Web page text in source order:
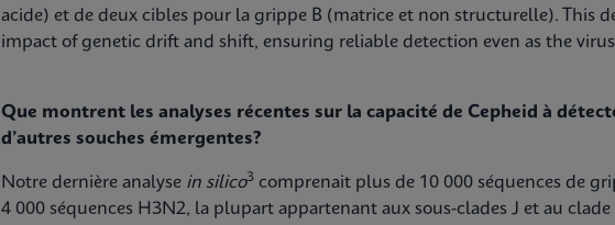
acide) et de deux cibles pour la grippe B (matrice et non structurelle). This
impact of genetic drift and shift, ensuring reliable detection even as the virus
Que montrent les analyses récentes sur la capacité de Cepheid à
d’autres souches émergentes?
Notre dernière analyse in silico3 comprenait plus de 10 000 séquences de
4 000 séquences H3N2, la plupart appartenant aux sous-clades J et au clade